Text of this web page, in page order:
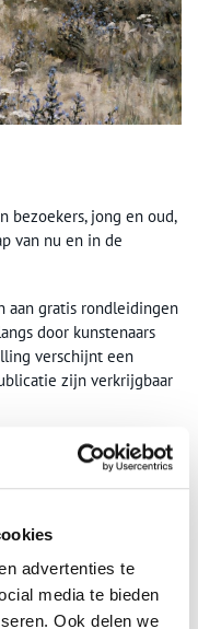
advertenties te
media te bieden
Ook delen we
bezoekers, jong en oud,
van nu en in de
aan gratis rondleidingen
door kunstenaars
verschijnt een
zijn verkrijgbaar
om 11.00 uur. De
van Stedelijk Museum